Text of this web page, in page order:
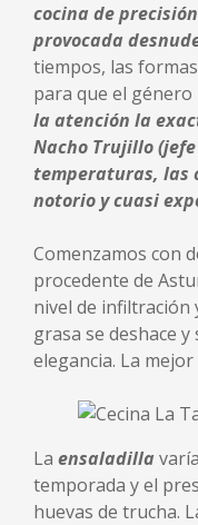
cocina de
provocada
tiempos, las
para que el
la atención la
Nacho Trujillo
temperaturas, las
notorio y cuasi
Comenzamos con
procedente de
nivel de infiltración
grasa se deshace
elegancia. La
La ensaladilla
temporada y el
huevas de trucha.